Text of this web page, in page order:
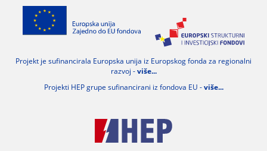
Projekt je sufinancirala Europska unija iz Europskog fonda za regionalni
razvoj -više...
Projekti HEP grupe sufinancirani iz fondova EU -više...